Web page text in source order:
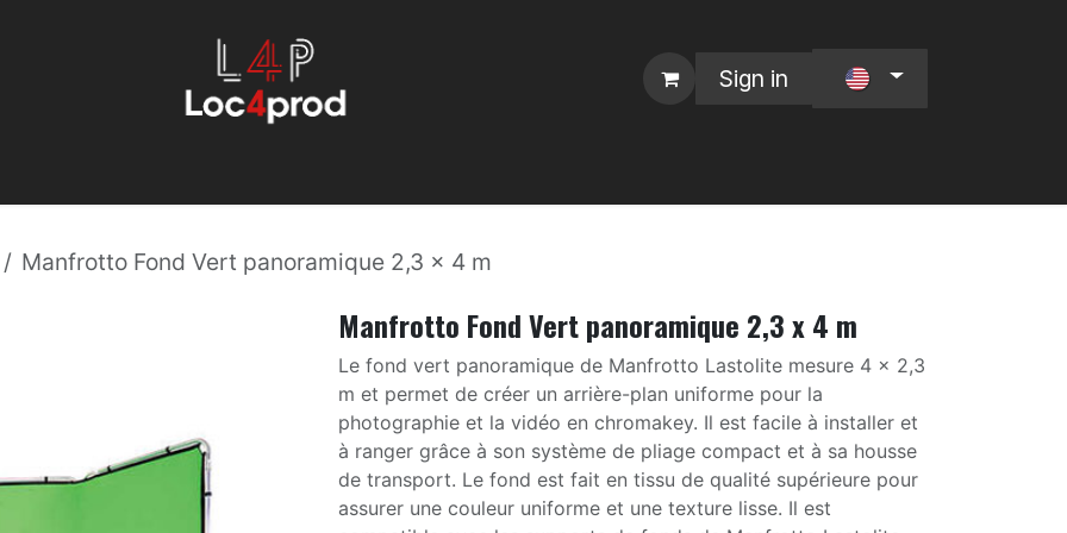
Sign in
Manfrotto Fond Vert panoramique 2,3 x 4 m
Manfrotto Fond Vert panoramique 2,3 x 4 m
Le fond vert panoramique de Manfrotto Lastolite mesure 4 x 2,3
m et permet de créer un arrière-plan uniforme pour la
photographie et la vidéo en chromakey. Il est facile à installer et
à ranger grâce à son système de pliage compact et à sa housse
de transport. Le fond est fait en tissu de qualité supérieure pour
assurer une couleur uniforme et une texture lisse. Il est